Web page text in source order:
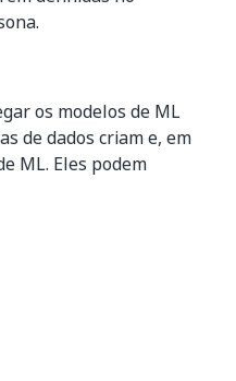
os modelos de ML
de dados criam e, em
ML. Eles podem